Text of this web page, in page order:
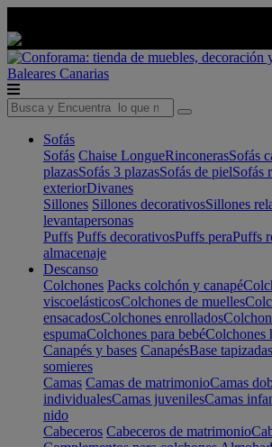
Baleares Canarias
Sofás
Sofás Chaise LongueRinconerasSofás
plazasSofás 3 plazasSofás de pielSofás
exteriorDivanes
Sillones Sillones decorativosSillones
levantapersonas
Puffs Puffs decorativosPuffs peraPuffs
almacenaje
Descanso
Colchones Packs colchón y canapé
viscoelásticosColchones de muelles
ensacadosColchones enrollados
espumaColchones para bebéColchones
Canapés y bases CanapésBase tapizadas
somieres
Camas Camas de matrimonioCamas
individualesCamas juvenilesCamas
nido
Cabeceros Cabeceros de matrimonio